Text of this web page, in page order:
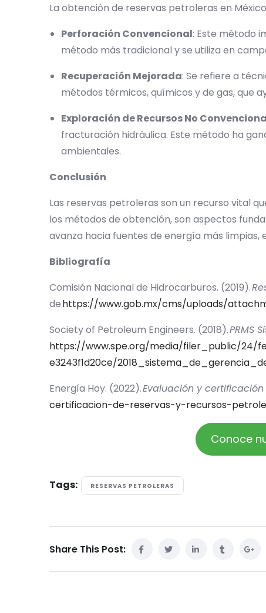
La obtención de reservas petroleras en
Perforación Convencional: Este método
método más tradicional y se utiliza en
Recuperación Mejorada: Se refiere a
métodos térmicos, químicos y de gas, que
Exploración de Recursos No
fracturación hidráulica. Este método ha
ambientales.
Conclusión
Las reservas petroleras son un recurso vital
los métodos de obtención, son aspectos
avanza hacia fuentes de energía más
Bibliografía
Comisión Nacional de Hidrocarburos. (2019).
dehttps://www.gob.mx/cms/uploads/
Society of Petroleum Engineers. (2018).PRMS
https://www.spe.org/media/filer_public/24/
e3243f1d20ce/
Energía Hoy. (2022).Evaluación y
certificacion-de-reservas-y-recursos-
Conoce
Tags: RESERVAS PETROLERAS
Share This Post: